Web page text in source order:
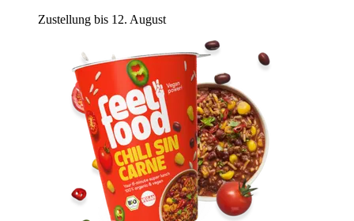
Zustellung bis 12. August